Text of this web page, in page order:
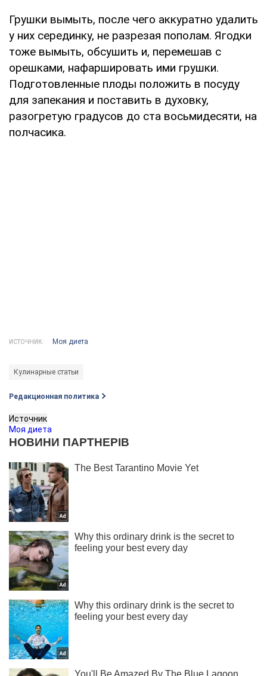
Грушки вымыть, после чего аккуратно удалить
у них серединку, не разрезая пополам. Ягодки
тоже вымыть, обсушить и, перемешав с
орешками, нафаршировать ими грушки.
Подготовленные плоды положить в посуду
для запекания и поставить в духовку,
разогретую градусов до ста восьмидесяти, на
полчасика.
ИСТОЧНИК: Моя диета
Кулинарные статьи
Редакционная политика
Источник
Моя диета